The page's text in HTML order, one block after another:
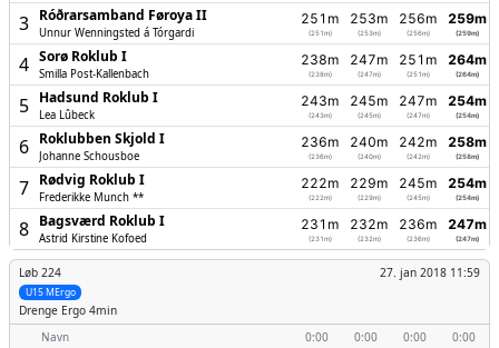
3 Róðrarsamband Føroya II
Unnur Wenningsted á Tórgardi
251m
(251m)
253m
(253m)
256m
(256m)
259m
(259m)
4 Sorø Roklub I
Smilla Post-Kallenbach
238m
(238m)
247m
(247m)
251m
(251m)
264m
(264m)
5 Hadsund Roklub I
Lea Lûbeck
243m
(243m)
245m
(245m)
247m
(247m)
254m
(254m)
6 Roklubben Skjold I
Johanne Schousboe
236m
(236m)
240m
(240m)
242m
(242m)
258m
(258m)
7 Rødvig Roklub I
Frederikke Munch **
222m
(222m)
229m
(229m)
245m
(245m)
254m
(254m)
8 Bagsværd Roklub I
Astrid Kirstine Kofoed
231m
(231m)
232m
(232m)
236m
(236m)
247m
(247m)
Løb 224 27. jan 2018 11:59
U15 MErgo
Drenge Ergo 4min
Navn
0:00 0:00 0:00 0:00